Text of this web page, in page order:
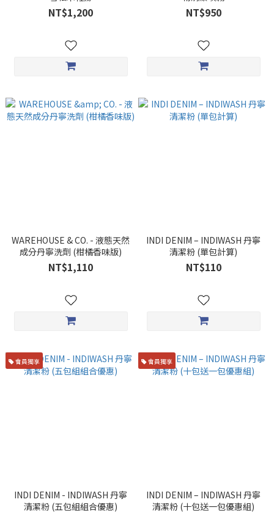
NT$1,200 NT$950
WAREHOUSE & CO. - 液態天然
成分丹寧洗劑 (柑橘香味版)
NT$1,110
INDI DENIM – INDIWASH 丹寧
清潔粉 (單包計算)
NT$110
會員獨享
INDI DENIM - INDIWASH 丹寧
清潔粉 (五包組組合優惠)
會員獨享
INDI DENIM – INDIWASH 丹寧
清潔粉 (十包送一包優惠組)